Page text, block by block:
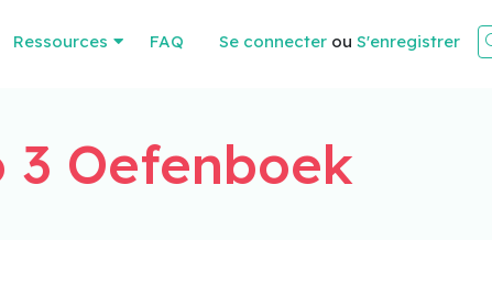
Ressources FAQ Se connecter ou S'enregistrer
3 Oefenboek